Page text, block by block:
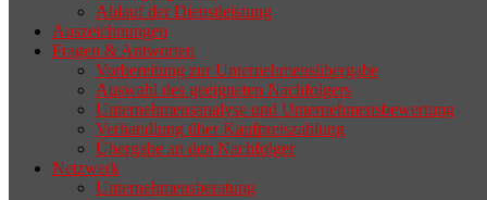
Ablauf der Dienstleistung
Auszeichnungen
Fragen & Antworten
Vorbereitung zur Unternehmensübergabe
Auswahl des geeigneten Nachfolgers
Unternehmensanalyse und Unternehmensbewertung
Verhandlung über Kaufpreiszahlung
Übergabe an den Nachfolger
Netzwerk
Unternehmensberatung